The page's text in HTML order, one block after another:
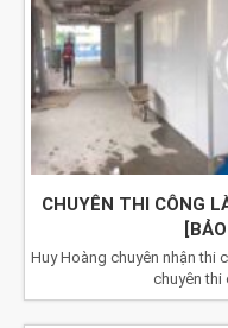
CHUYÊN THI CÔNG
Huy Hoàng chuyên nhận thi
chuyên thi